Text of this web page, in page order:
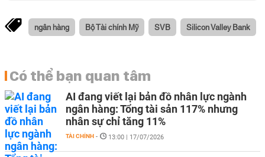
ngân hàng Bộ Tài chính Mỹ SVB Silicon Valley Bank
Có thể bạn quan tâm
AI đang viết lại bản đồ nhân lực ngành
ngân hàng: Tổng tài sản 117% nhưng
nhân sự chỉ tăng 11%
TÀI CHÍNH - 13:00 | 17/07/2026